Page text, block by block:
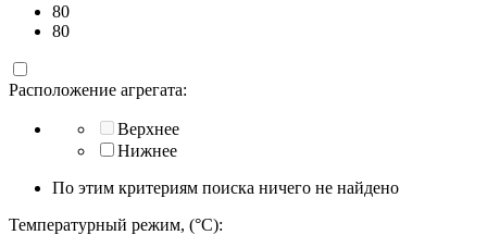
80
80
Расположение агрегата:
Верхнее
Нижнее
По этим критериям поиска ничего не найдено
Температурный режим, (°C):